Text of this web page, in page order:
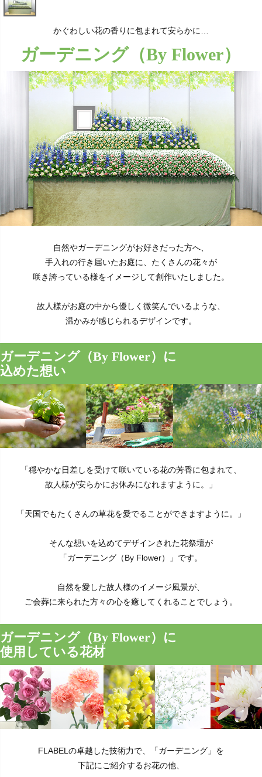
かぐわしい花の香りに包まれて安らかに…
ガーデニング（By Flower）
自然やガーデニングがお好きだった方へ、
手入れの行き届いたお庭に、たくさんの花々が
咲き誇っている様をイメージして創作いたしました。
故人様がお庭の中から優しく微笑んでいるような、
温かみが感じられるデザインです。
ガーデニング（By Flower）に
込めた想い
「穏やかな日差しを受けて咲いている花の芳香に包まれて、
故人様が安らかにお休みになれますように。」
「天国でもたくさんの草花を愛でることができますように。」
そんな想いを込めてデザインされた花祭壇が
「ガーデニング（By Flower）」です。
自然を愛した故人様のイメージ風景が、
ご会葬に来られた方々の心を癒してくれることでしょう。
ガーデニング（By Flower）に
使用している花材
FLABELの卓越した技術力で、「ガーデニング」を
下記にご紹介するお花の他、